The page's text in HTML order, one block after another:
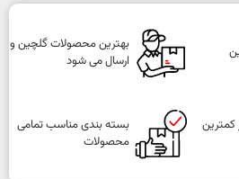
بهترین محصولات گلچین و
ارسال می شود
بسته بندی مناسب تمامی
محصولات